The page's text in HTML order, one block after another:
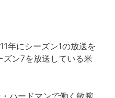
年にシーズン1の放送を
ン7を放送している米
ハードマンで働く敏腕